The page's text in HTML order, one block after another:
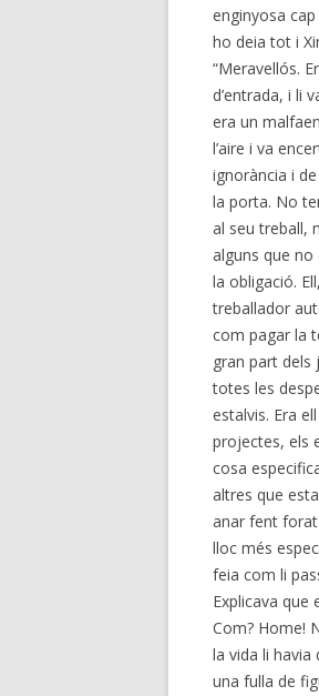
enginyosa
ho deia tot i
“Meravellós.
d’entrada, i li
era un
l’aire i va
ignorància i
la porta. No
al seu treball,
alguns que no
la obligació.
treballador
com pagar la
gran part dels
totes les
estalvis. Era
projectes, els
cosa
altres que
anar fent
lloc més
feia com li
Explicava que
Com? Home!
la vida li
una fulla de